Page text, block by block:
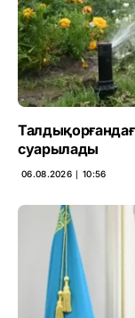
суарылады
06.08.2026 ∣ 10:56